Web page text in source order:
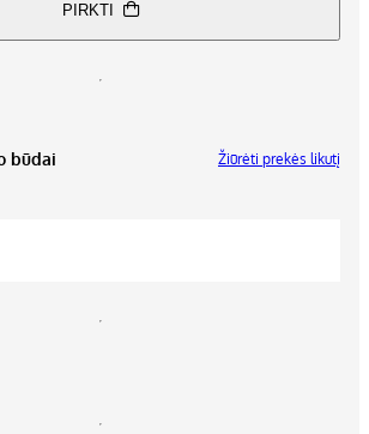
PIRKTI
būdai Žiūrėti prekės likutį